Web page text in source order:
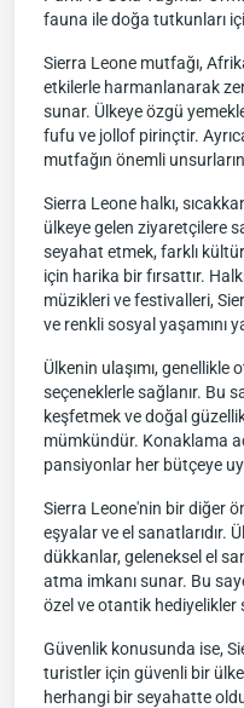
fauna ile doğa tutkunları
Sierra Leone mutfağı,
etkilerle harmanlanarak
sunar. Ülkeye özgü
fufu ve jollof pirinçtir.
mutfağın önemli
Sierra Leone halkı,
ülkeye gelen ziyaretçilere
seyahat etmek, farklı
için harika bir fırsattır.
müzikleri ve festivalleri,
ve renkli sosyal yaşamını
Ülkenin ulaşımı,
seçeneklerle sağlanır. Bu
keşfetmek ve doğal
mümkündür. Konaklama
pansiyonlar her bütçeye
Sierra Leone'nin bir diğer
eşyalar ve el sanatlarıdır.
dükkanlar, geleneksel el
atma imkanı sunar. Bu
özel ve otantik hediyelikler
Güvenlik konusunda ise,
turistler için güvenli bir
herhangi bir seyahatte